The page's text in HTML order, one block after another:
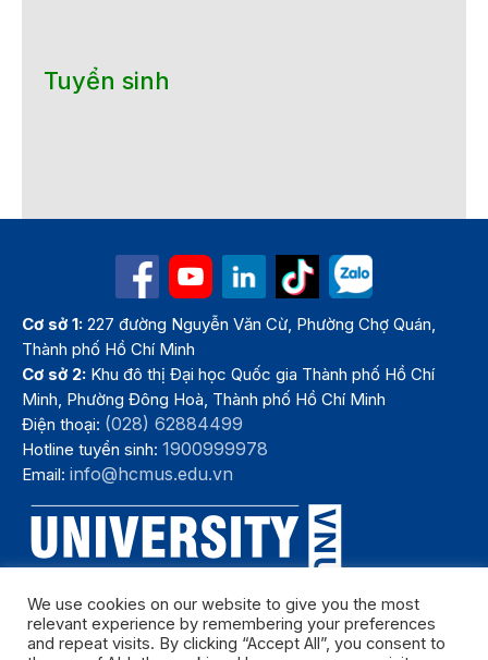
Tuyển sinh
Cơ sở 1: 227 đường Nguyễn Văn Cừ, Phường Chợ Quán,
Thành phố Hồ Chí Minh
Cơ sở 2: Khu đô thị Đại học Quốc gia Thành phố Hồ Chí
Minh, Phường Đông Hoà, Thành phố Hồ Chí Minh
Điện thoại: (028) 62884499
Hotline tuyển sinh:1900999978
Email:info@hcmus.edu.vn
We use cookies on our website to give you the most
relevant experience by remembering your preferences
and repeat visits. By clicking “Accept All”, you consent to